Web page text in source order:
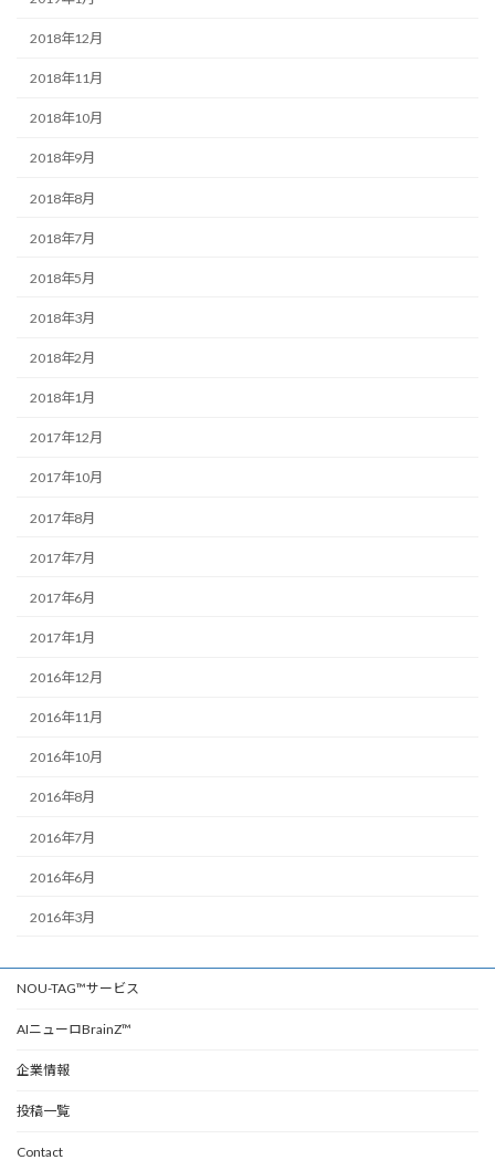
2018年12月
2018年11月
2018年10月
2018年9月
2018年8月
2018年7月
2018年5月
2018年3月
2018年2月
2018年1月
2017年12月
2017年10月
2017年8月
2017年7月
2017年6月
2017年1月
2016年12月
2016年11月
2016年10月
2016年8月
2016年7月
2016年6月
2016年3月
NOU-TAG™サービス
AIニューロBrainZ™
企業情報
投稿一覧
Contact